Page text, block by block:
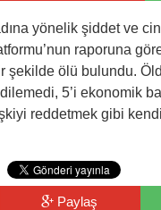
yönelik şiddet ve
raporuna
şekilde ölü bulundu.
5’i ekonomik
reddetmek gibi
Paylaş